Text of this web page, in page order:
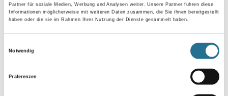
Partner für soziale Medien, Werbung und Analysen weiter. Unsere Partner führen diese
Informationen möglicherweise mit weiteren Daten zusammen, die Sie ihnen bereitgestellt
haben oder die sie im Rahmen Ihrer Nutzung der Dienste gesammelt haben.
Notwendig
Präferenzen